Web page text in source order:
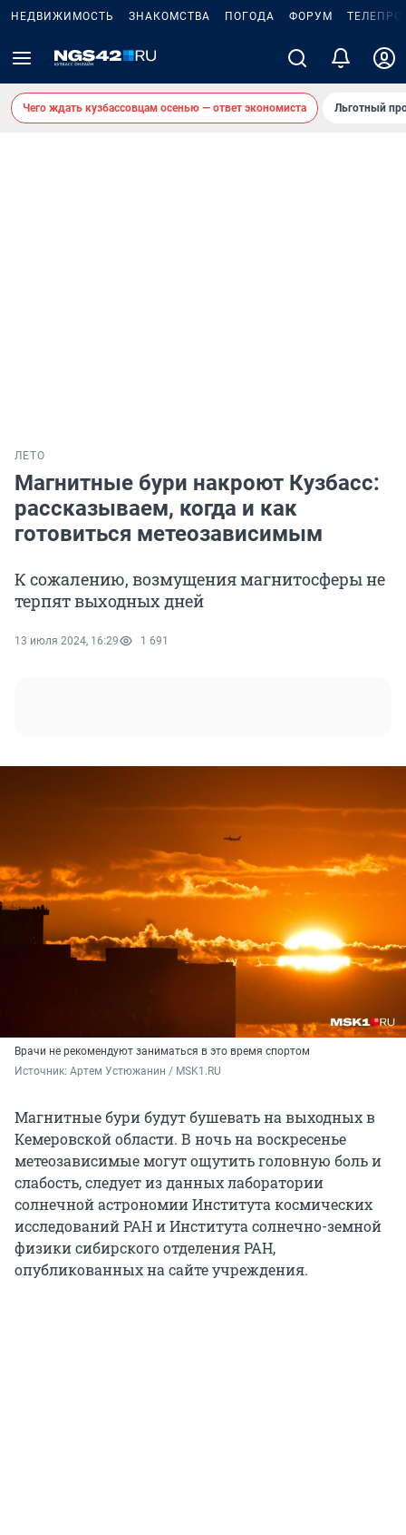
НЕДВИЖИМОСТЬ ЗНАКОМСТВА ПОГОДА ФОРУМ
Чего ждать кузбассовцам осенью — ответ экономиста Льготный
ЛЕТО
Магнитные бури накроют Кузбасс:
рассказываем, когда и как
готовиться метеозависимым
К сожалению, возмущения магнитосферы не
терпят выходных дней
13 июля 2024, 16:29 1 691
Врачи не рекомендуют заниматься в это время спортом
Источник: Артем Устюжанин / MSK1.RU
Магнитные бури будут бушевать на выходных в
Кемеровской области. В ночь на воскресенье
метеозависимые могут ощутить головную боль и
слабость, следует из данных лаборатории
солнечной астрономии Института космических
исследований РАН и Института солнечно-земной
физики сибирского отделения РАН,
опубликованных на сайте учреждения.